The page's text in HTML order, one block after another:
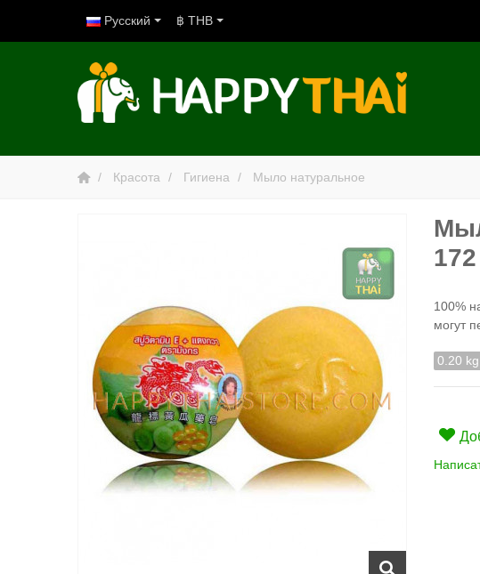
Русский ฿ THB
Красота Гигиена Мыло натуральное
172
100%
могут
0.20 kg